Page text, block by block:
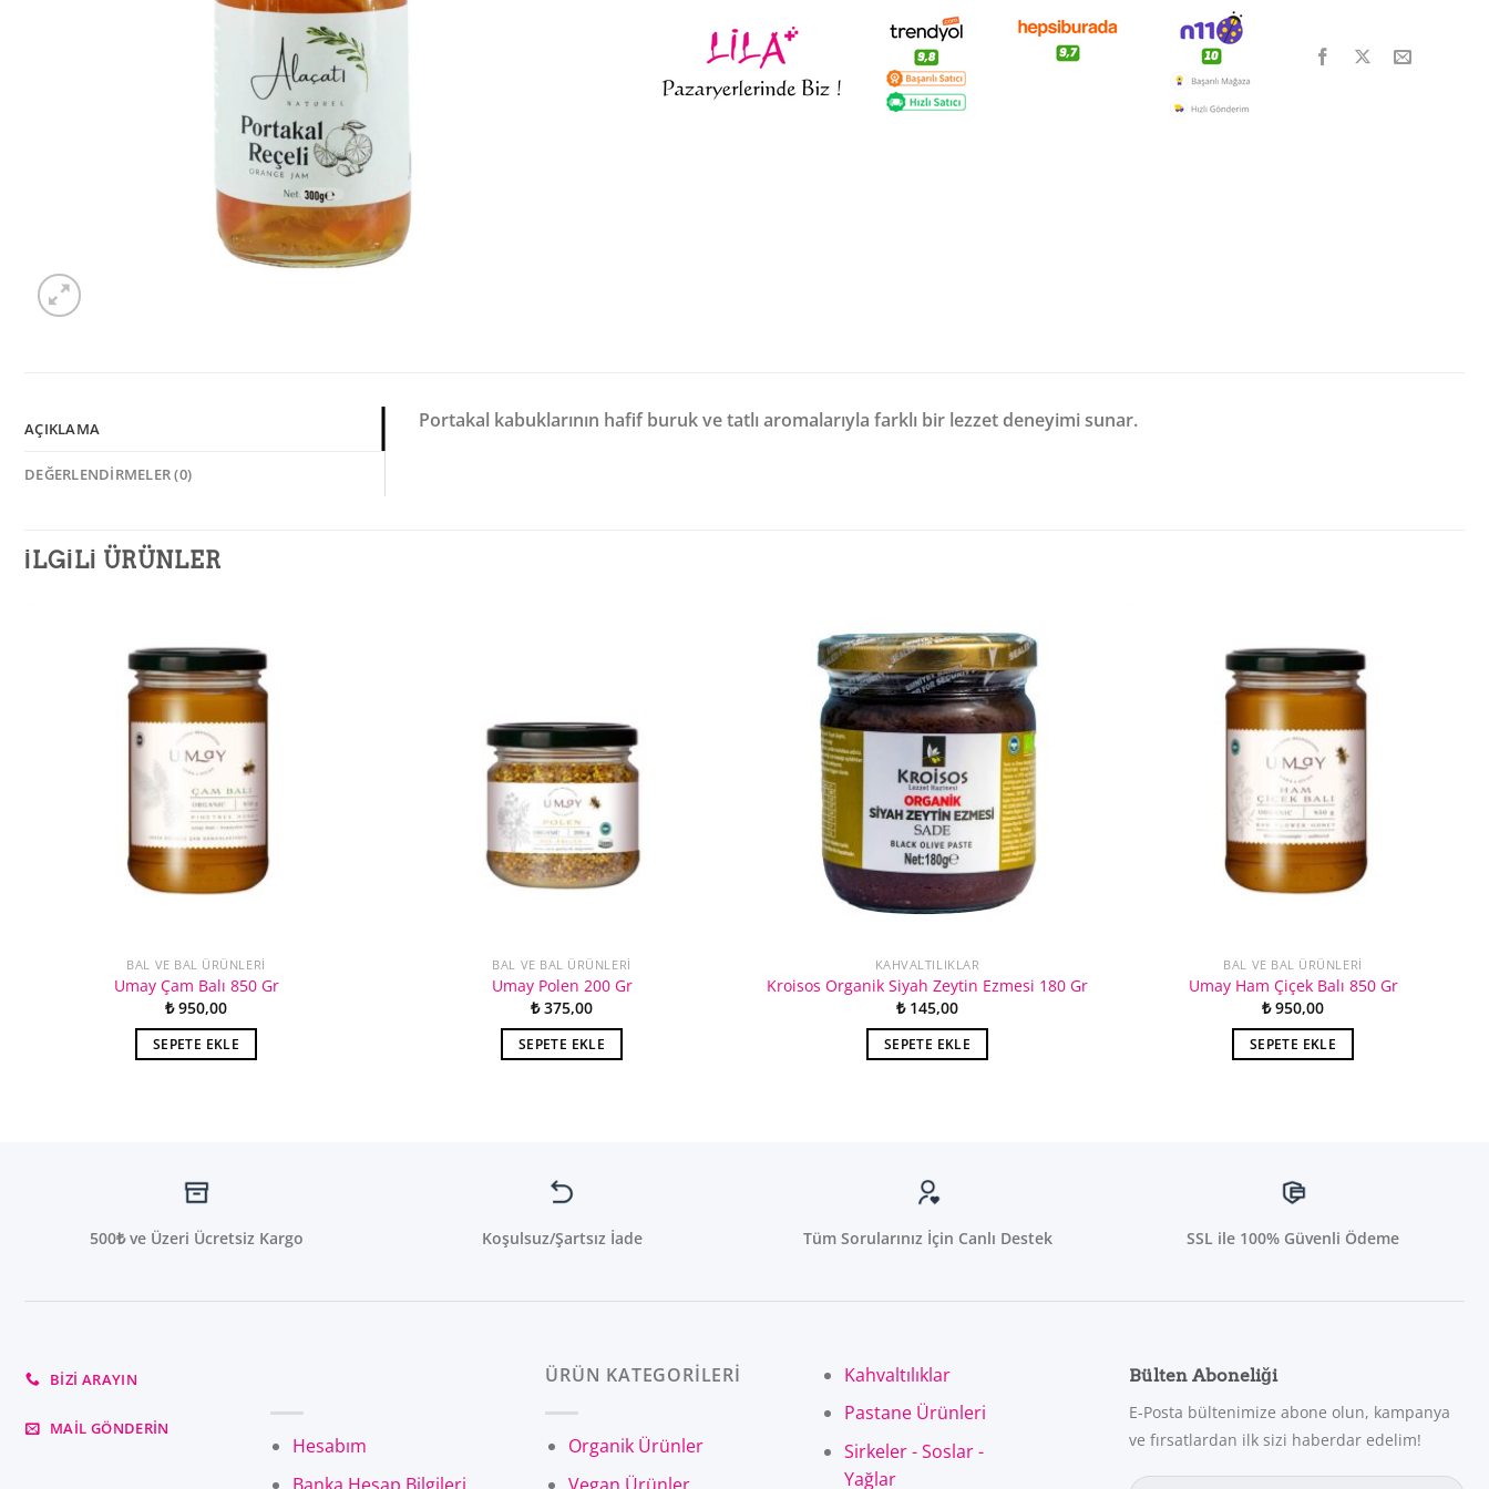
AÇIKLAMA
DEĞERLENDIRMELER (0)
Portakal kabuklarının hafif buruk ve tatlı aromalarıyla farklı bir lezzet deneyimi sunar.
İLGILI ÜRÜNLER
BAL VE BAL ÜRÜNLERI
Umay Çam Balı 850 Gr
₺950,00
SEPETE EKLE
BAL VE BAL ÜRÜNLERI
Umay Polen 200 Gr
₺375,00
SEPETE EKLE
KAHVALTILIKLAR
Kroisos Organik Siyah Zeytin Ezmesi 180 Gr
₺145,00
SEPETE EKLE
BAL VE BAL ÜRÜNLERI
Umay Ham Çiçek Balı 850 Gr
₺950,00
SEPETE EKLE
500₺ ve Üzeri Ücretsiz Kargo Koşulsuz/Şartsız İade Tüm Sorularınız İçin Canlı Destek SSL ile 100% Güvenli Ödeme
BIZI ARAYIN
MAIL GÖNDERIN
Hesabım
ÜRÜN KATEGORİLERİ
Organik Ürünler
Kahvaltılıklar
Pastane Ürünleri
Sirkeler - Soslar -
Yağlar
Bülten Aboneliği
E-Posta bültenimize abone olun, kampanya
ve fırsatlardan ilk sizi haberdar edelim!